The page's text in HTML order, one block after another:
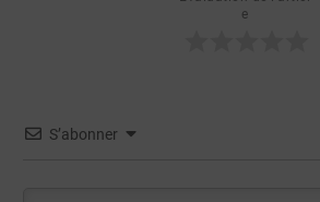
e
S’abonner